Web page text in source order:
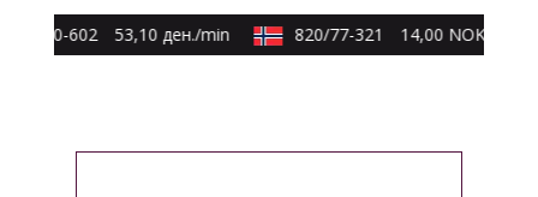
40-602 53,10 ден./min 820/77-321 14,00 NOK/min